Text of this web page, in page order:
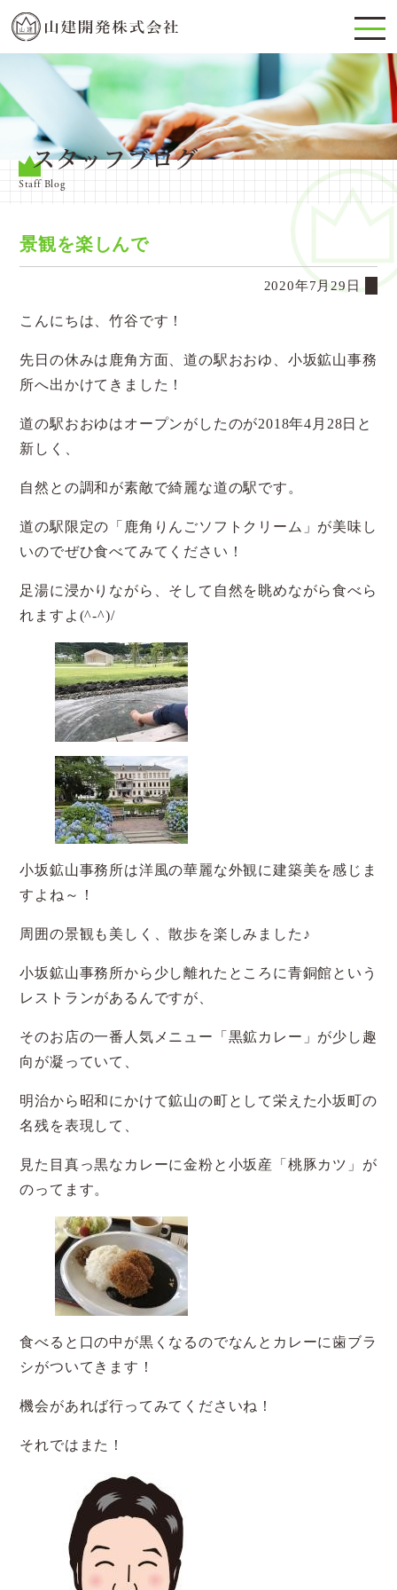
スタッフブログ
Staff Blog
景観を楽しんで
2020年7月29日
こんにちは、竹谷です！
先日の休みは鹿角方面、道の駅おおゆ、小坂鉱山事務
所へ出かけてきました！
道の駅おおゆはオープンがしたのが2018年4月28日と
新しく、
自然との調和が素敵で綺麗な道の駅です。
道の駅限定の「鹿角りんごソフトクリーム」が美味し
いのでぜひ食べてみてください！
足湯に浸かりながら、そして自然を眺めながら食べら
れますよ(^-^)/
小坂鉱山事務所は洋風の華麗な外観に建築美を感じま
すよね～！
周囲の景観も美しく、散歩を楽しみました♪
小坂鉱山事務所から少し離れたところに青銅館という
レストランがあるんですが、
そのお店の一番人気メニュー「黒鉱カレー」が少し趣
向が凝っていて、
明治から昭和にかけて鉱山の町として栄えた小坂町の
名残を表現して、
見た目真っ黒なカレーに金粉と小坂産「桃豚カツ」が
のってます。
食べると口の中が黒くなるのでなんとカレーに歯ブラ
シがついてきます！
機会があれば行ってみてくださいね！
それではまた！